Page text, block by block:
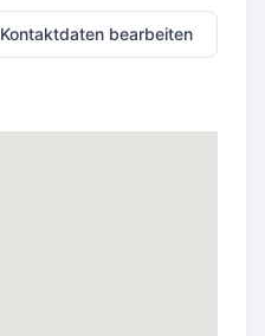
Kontaktdaten bearbeiten